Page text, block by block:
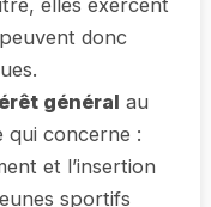
donc
général au
qui concerne :
et l’insertion
sportifs